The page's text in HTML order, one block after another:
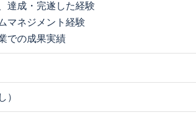
達成・完遂した経験
マネジメント経験
での成果実績
）